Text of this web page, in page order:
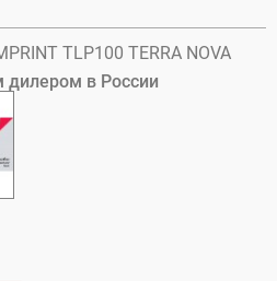
TLP100 TERRA NOVA
в России